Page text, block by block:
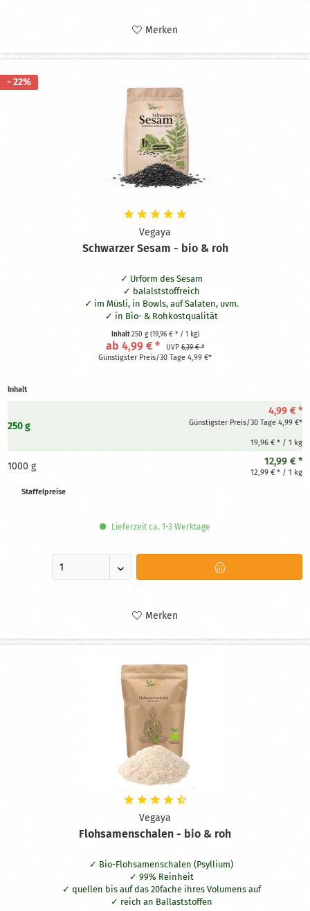
Merken
- 22%
Vegaya
Schwarzer Sesam - bio & roh
Urform des Sesam
balalststoffreich
im Müsli, in Bowls, auf Salaten, uvm.
in Bio- & Rohkostqualität
Inhalt250 g (19,96 € * / 1 kg)
ab 4,99 € * UVP6,39 € *
Günstigster Preis/30 Tage 4,99 €*
Inhalt
250 g
4,99 € *
Günstigster Preis/30 Tage 4,99 €*
19,96 € * / 1 kg
1000 g 12,99 € *
12,99 € * / 1 kg
Staffelpreise
Lieferzeit ca. 1-3 Werktage
Merken
Vegaya
Flohsamenschalen - bio & roh
Bio-Flohsamenschalen (Psyllium)
99% Reinheit
quellen bis auf das 20fache ihres Volumens auf
reich an Ballaststoffen